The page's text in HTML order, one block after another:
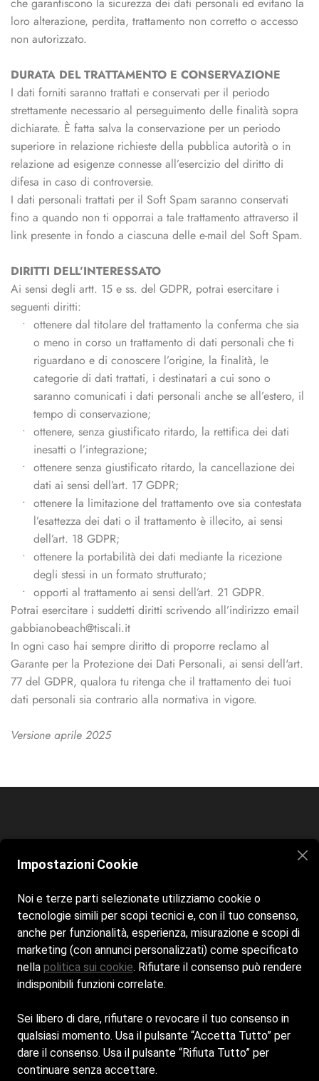
che garantiscono la sicurezza dei dati personali ed evitano la
loro alterazione, perdita, trattamento non corretto o accesso
non autorizzato.
DURATA DEL TRATTAMENTO E CONSERVAZIONE
I dati forniti saranno trattati e conservati per il periodo
strettamente necessario al perseguimento delle finalità sopra
dichiarate. È fatta salva la conservazione per un periodo
superiore in relazione richieste della pubblica autorità o in
relazione ad esigenze connesse all’esercizio del diritto di
difesa in caso di controversie.
I dati personali trattati per il Soft Spam saranno conservati
fino a quando non ti opporrai a tale trattamento attraverso il
link presente in fondo a ciascuna delle e-mail del Soft Spam.
DIRITTI DELL’INTERESSATO
Ai sensi degli artt. 15 e ss. del GDPR, potrai esercitare i
seguenti diritti:
ottenere dal titolare del trattamento la conferma che sia
o meno in corso un trattamento di dati personali che ti
riguardano e di conoscere l’origine, la finalità, le
categorie di dati trattati, i destinatari a cui sono o
saranno comunicati i dati personali anche se all’estero, il
tempo di conservazione;
ottenere, senza giustificato ritardo, la rettifica dei dati
inesatti o l’integrazione;
ottenere senza giustificato ritardo, la cancellazione dei
dati ai sensi dell’art. 17 GDPR;
ottenere la limitazione del trattamento ove sia contestata
l’esattezza dei dati o il trattamento è illecito, ai sensi
dell’art. 18 GDPR;
ottenere la portabilità dei dati mediante la ricezione
degli stessi in un formato strutturato;
opporti al trattamento ai sensi dell’art. 21 GDPR.
Potrai esercitare i suddetti diritti scrivendo all’indirizzo email
gabbianobeach@tiscali.it
In ogni caso hai sempre diritto di proporre reclamo al
Garante per la Protezione dei Dati Personali, ai sensi dell'art.
77 del GDPR, qualora tu ritenga che il trattamento dei tuoi
dati personali sia contrario alla normativa in vigore.
Versione aprile 2025
Cookie Policy
Privacy Policy
Impostazioni Cookie
Noi e terze parti selezionate utilizziamo cookie o
tecnologie simili per scopi tecnici e, con il tuo consenso,
anche per funzionalità, esperienza, misurazione e scopi di
marketing (con annunci personalizzati) come specificato
nella politica sui cookie. Rifiutare il consenso può rendere
indisponibili funzioni correlate.
Sei libero di dare, rifiutare o revocare il tuo consenso in
qualsiasi momento. Usa il pulsante “Accetta Tutto” per
dare il consenso. Usa il pulsante “Rifiuta Tutto” per
continuare senza accettare.